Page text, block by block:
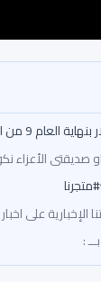
الأعزاء
الإخبارية على
: